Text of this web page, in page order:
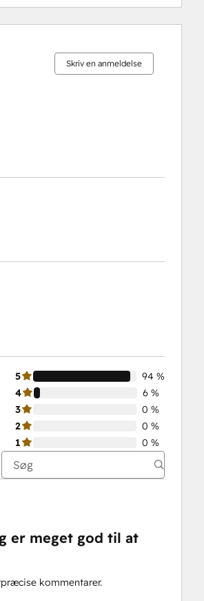
Skriv en anmeldelse
5
94 %
4
6 %
3
0 %
2
0 %
1
0 %
er meget god til at
kommentarer.